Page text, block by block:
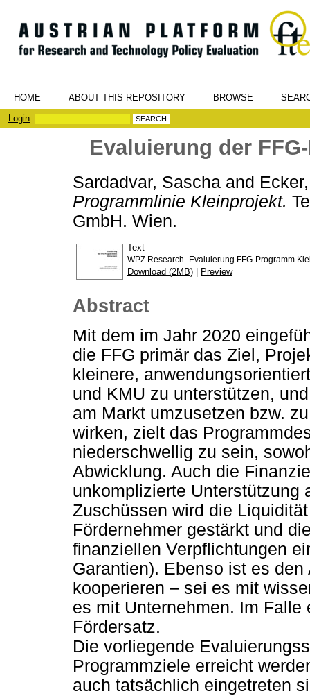
HOME ABOUT THIS REPOSITORY BROWSE
Login
Evaluierung der
Sardadvar, Sascha and
Programmlinie Kleinprojekt.
GmbH. Wien.
Text
WPZ Research_Evaluierung FFG-Programm
Download (2MB) | Preview
Abstract
Mit dem im Jahr 2020
die FFG primär das Ziel,
kleinere,
und KMU zu unterstützen,
am Markt umzusetzen bzw.
wirken, zielt das
niederschwellig zu sein,
Abwicklung. Auch die
unkomplizierte Unterstützung
Zuschüssen wird die
Fördernehmer gestärkt und
finanziellen Verpflichtungen
Garantien). Ebenso ist es
kooperieren – sei es mit
es mit Unternehmen. Im
Fördersatz.
Die vorliegende
Programmziele erreicht
auch tatsächlich eingetreten